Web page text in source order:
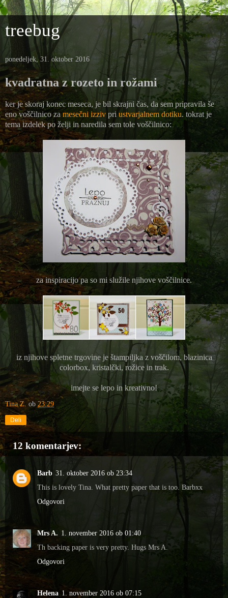
treebug
ponedeljek, 31. oktober 2016
kvadratna z rozeto in rožami
ker je skoraj konec meseca, je bil skrajni čas, da sem pripravila še
eno voščilnico za mesečni izziv pri ustvarjalnem dotiku. tokrat je
tema izdelek po želji in naredila sem tole voščilnico:
za inspiracijo pa so mi služile njihove voščilnice.
iz njihove spletne trgovine je štampiljka z voščilom, blazinica
colorbox, kristalčki, rožice in trak.
imejte se lepo in kreativno!
Tina Z. ob23:29
Deli
12 komentarjev:
Barb 31. oktober 2016 ob 23:34
This is lovely Tina. What pretty paper that is too. Barbxx
Odgovori
Mrs A. 1. november 2016 ob 01:40
Th backing paper is very pretty. Hugs Mrs A.
Odgovori
Helena 1. november 2016 ob 07:15